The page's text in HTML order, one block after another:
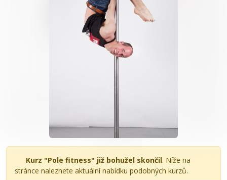
Kurz "Pole fitness" již bohužel skončil. Níže na
stránce naleznete aktuální nabídku podobných kurzů.